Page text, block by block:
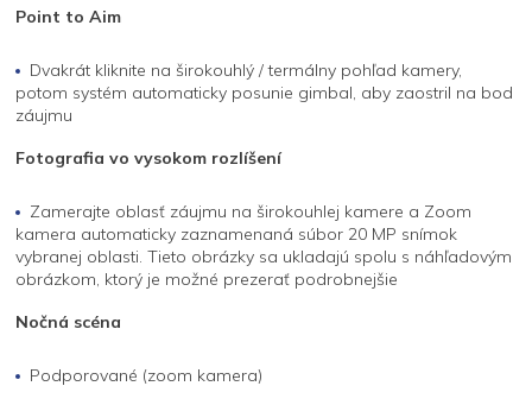
Point to Aim
Dvakrát kliknite na širokouhlý / termálny pohľad kamery,
potom systém automaticky posunie gimbal, aby zaostril na bod
záujmu
Fotografia vo vysokom rozlíšení
Zamerajte oblasť záujmu na širokouhlej kamere a Zoom
kamera automaticky zaznamenaná súbor 20 MP snímok
vybranej oblasti. Tieto obrázky sa ukladajú spolu s náhľadovým
obrázkom, ktorý je možné prezerať podrobnejšie
Nočná scéna
Podporované (zoom kamera)